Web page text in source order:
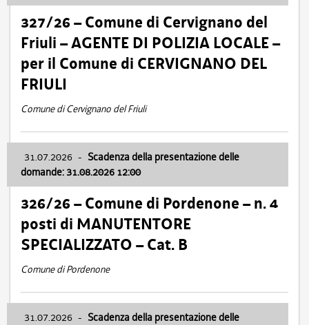
327/26 – Comune di Cervignano del
Friuli – AGENTE DI POLIZIA LOCALE –
per il Comune di CERVIGNANO DEL
FRIULI
Comune di Cervignano del Friuli
31.07.2026 - Scadenza della presentazione delle
domande: 31.08.2026 12:00
326/26 – Comune di Pordenone – n. 4
posti di MANUTENTORE
SPECIALIZZATO – Cat. B
Comune di Pordenone
31.07.2026 - Scadenza della presentazione delle